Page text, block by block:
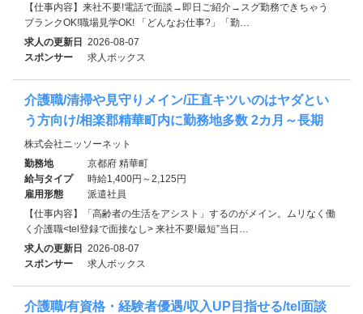
【仕事内容】来社不要!電話で面談→即日ご紹介→スグ勤務できちゃう
ブランクOK!職場見学OK! 「どんなお仕事?」「勤…
求人の更新日 2026-08-07
スポンサー
求人ボックス
介護職/清掃や見守りメイン/正直キツいのはヤダとい
う方向け/相楽郡精華町内に勤務地多数 2カ月～長期
株式会社ニッソーネット
勤務地
京都府 精華町
給与タイプ
時給1,400円～2,125円
雇用形態
派遣社員
【仕事内容】「高齢者の生活をアシスト」するのがメイン。ムリなく働
く介護職<tel登録で面接なし> 来社不要!最短”当日…
求人の更新日 2026-08-07
スポンサー
求人ボックス
介護職/有資格・経験者優遇/収入UP目指せる/tel面談